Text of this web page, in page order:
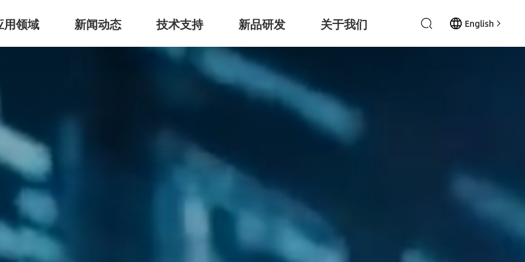
用领域 新闻动态 技术支持 新品研发 关于我们 English